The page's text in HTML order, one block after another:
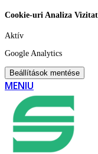
Cookie-uri Analiza
Aktív
Google Analytics
Beállítások mentése
MENIU